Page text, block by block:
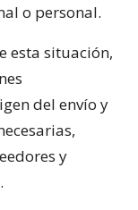
o personal.
esta situación,
del envío y
y